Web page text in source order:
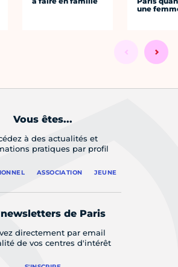
une
Vous êtes...
à des actualités et
pratiques par profil
ASSOCIATION JEUNE
newsletters de Paris
directement par email
de vos centres d'intérêt